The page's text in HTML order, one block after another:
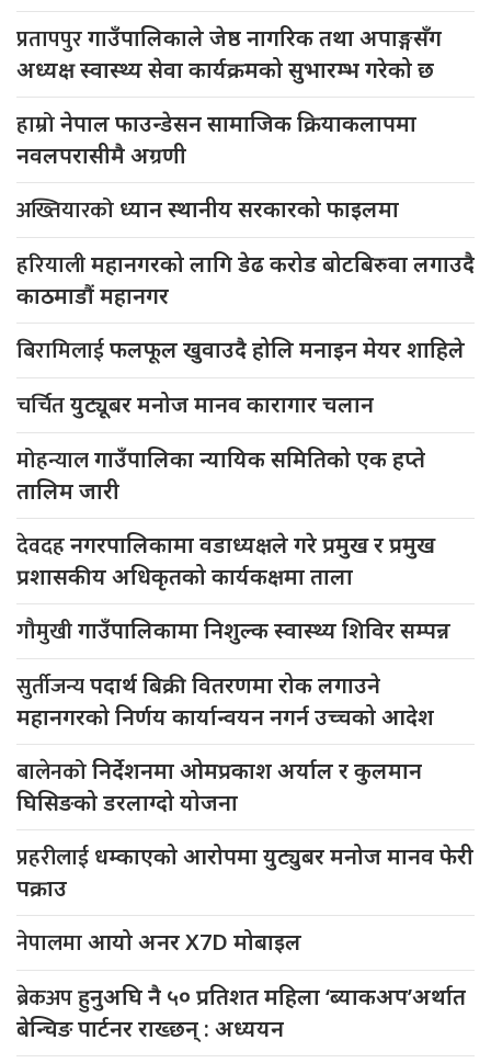
प्रतापपुरगाउँपालिकाले जेष्ठ नागरिक तथा अपाङ्गसँग
अध्यक्ष स्वास्थ्य सेवा कार्यक्रमको सुभारम्भ गरेको छ
हाम्रोनेपाल फाउन्डेसन सामाजिक क्रियाकलापमा
नवलपरासीमै अग्रणी
अख्तियारको ध्यान स्थानीय सरकारको फाइलमा
हरियालीमहानगरको लागि डेढ करोड बोटबिरुवा लगाउदै
काठमाडौं महानगर
बिरामिलाईफलफूल खुवाउदै होलि मनाइन मेयर शाहिले
चर्चितयुट्यूबर मनोज मानव कारागार चलान
मोहन्यालगाउँपालिका न्यायिक समितिको एक हप्ते
तालिम जारी
देवदहनगरपालिकामा वडाध्यक्षले गरे प्रमुख र प्रमुख
प्रशासकीय अधिकृतको कार्यकक्षमा ताला
गौमुखीगाउँपालिकामा निशुल्क स्वास्थ्य शिविर सम्पन्न
सुर्तीजन्यपदार्थ बिक्री वितरणमा रोक लगाउने
महानगरको निर्णय कार्यान्वयन नगर्न उच्चको आदेश
बालेनकोनिर्देशनमा ओमप्रकाश अर्याल र कुलमान
घिसिङको डरलाग्दो योजना
प्रहरीलाई धम्काएको आरोपमा युट्युबर मनोज मानव फेरी
पक्राउ
नेपालमाआयो अनर X7D मोबाइल
ब्रेकअपहुनुअघि नै ५० प्रतिशत महिला ‘ब्याकअप’अर्थात
बेन्चिङ पार्टनर राख्छन् : अध्ययन